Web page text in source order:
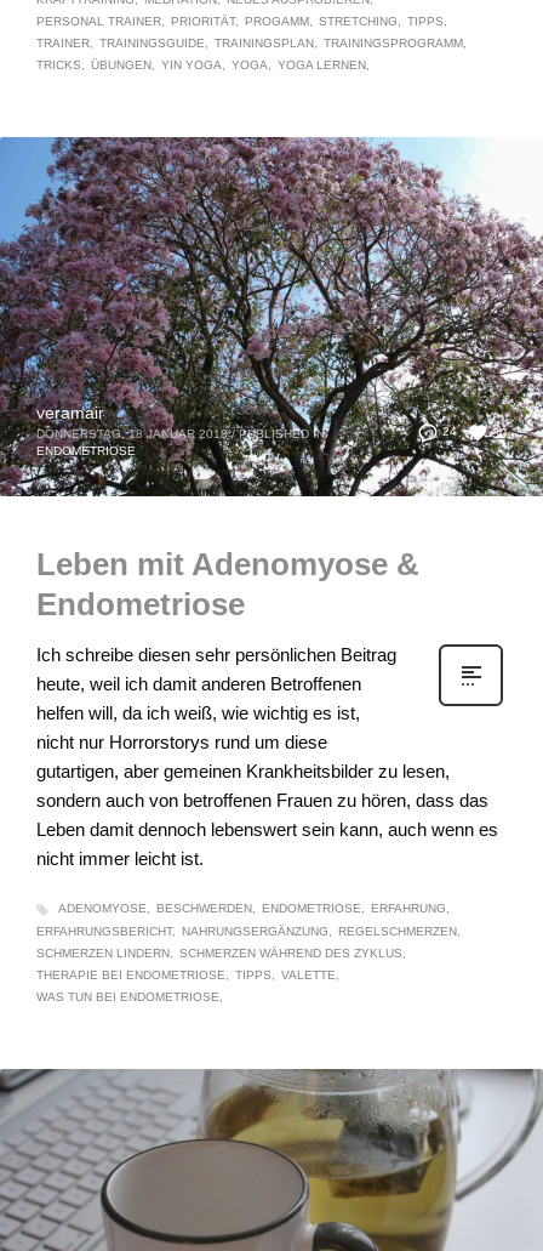
PERSONAL TRAINER
PRIORITÄT PROGAMM STRETCHING
TIPPS
TRAINER
TRAININGSGUIDE TRAININGSPLAN
TRAININGSPROGRAMM
TRICKS
ÜBUNGEN YIN YOGA YOGA YOGA LERNEN
24 30
veramair
DONNERSTAG, 18 JANUAR 2018 / PUBLISHED IN
ENDOMETRIOSE
Leben mit Adenomyose &
Endometriose
Ich schreibe diesen sehr persönlichen Beitrag
heute, weil ich damit anderen Betroffenen
helfen will, da ich weiß, wie wichtig es ist,
nicht nur Horrorstorys rund um diese
gutartigen, aber gemeinen Krankheitsbilder zu lesen,
sondern auch von betroffenen Frauen zu hören, dass das
Leben damit dennoch lebenswert sein kann, auch wenn es
nicht immer leicht ist.
ADENOMYOSE BESCHWERDEN ENDOMETRIOSE
ERFAHRUNG
ERFAHRUNGSBERICHT
NAHRUNGSERGÄNZUNG
REGELSCHMERZEN
SCHMERZEN LINDERN
SCHMERZEN WÄHREND DES ZYKLUS
THERAPIE BEI ENDOMETRIOSE
TIPPS
VALETTE
WAS TUN BEI ENDOMETRIOSE